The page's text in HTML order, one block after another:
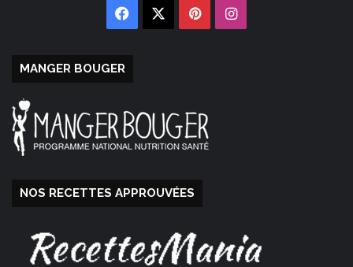
Facebook PinterestInstagram
MANGER BOUGER
NOS RECETTES APPROUVÉES